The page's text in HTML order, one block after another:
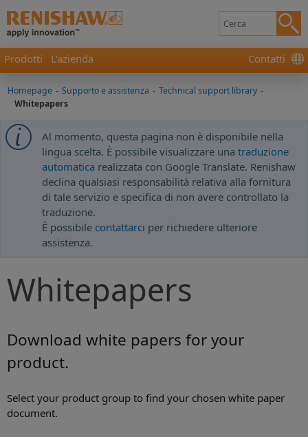
Prodotti L'azienda Contatti
Homepage - Supporto e assistenza - Technical support library -
Whitepapers
Al momento, questa pagina non è disponibile nella
lingua scelta. È possibile visualizzare una traduzione
automatica realizzata con Google Translate. Renishaw
declina qualsiasi responsabilità relativa alla fornitura
di tale servizio e specifica di non avere controllato la
traduzione.
È possibile contattarci per richiedere ulteriore
assistenza.
Whitepapers
Download white papers for your
product.
Select your product group to find your chosen white paper
document.